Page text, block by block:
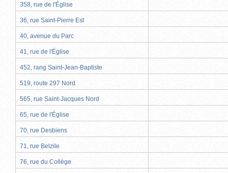
358, rue de l'Église
36, rue Saint-Pierre Est
40, avenue du Parc
41, rue de l'Église
452, rang Saint-Jean-Baptiste
519, route 297 Nord
565, rue Saint-Jacques Nord
65, rue de l'Église
70, rue Desbiens
71, rue Belzile
76, rue du Collège